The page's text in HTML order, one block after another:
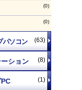
(0)
(0)
(63)
(8)
(1)